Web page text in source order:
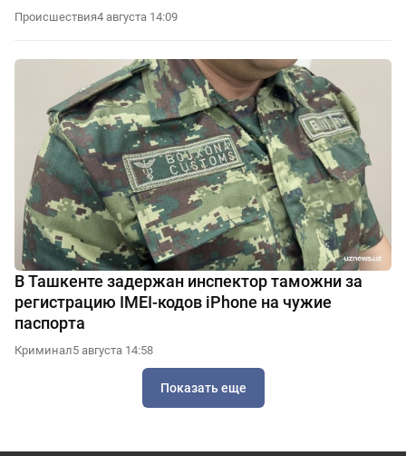
Происшествия4 августа 14:09
В Ташкенте задержан инспектор таможни за
регистрацию IMEI-кодов iPhone на чужие
паспорта
Криминал5 августа 14:58
Показать еще